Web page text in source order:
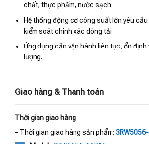
chất, thực phẩm, nước sạch.
Hệ thống động cơ công suất lớn yêu cầu
kiểm soát chính xác dòng tải.
Ứng dụng cần vận hành liên tục, ổn định
lượng.
Giao hàng & Thanh toán
Thời gian giao hàng
– Thời gian giao hàng sản phẩm: